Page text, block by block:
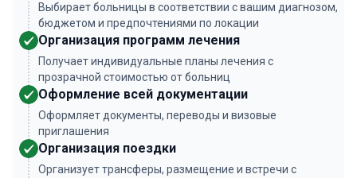
Выбирает больницы в соответствии с вашим диагнозом,
бюджетом и предпочтениями по локации
Организация программ лечения
Получает индивидуальные планы лечения с
прозрачной стоимостью от больниц
Оформление всей документации
Оформляет документы, переводы и визовые
приглашения
Организация поездки
Организует трансферы, размещение и встречи с